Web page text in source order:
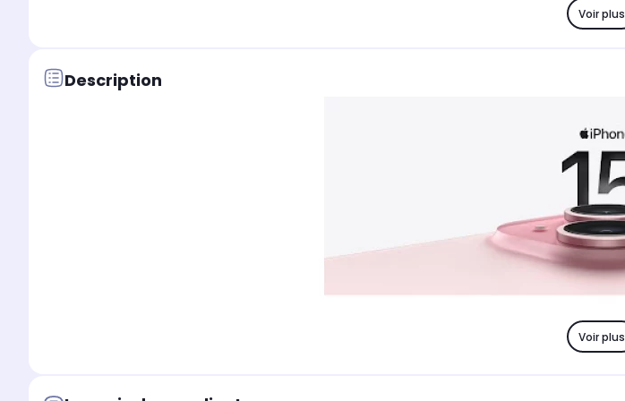
Voir plus
Description
Voir plus